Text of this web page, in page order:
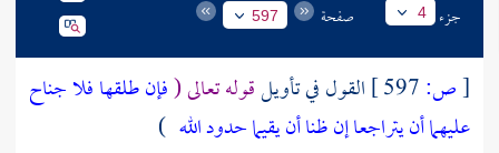
جزء 4 صفحة 597
[ص: القول في تأويلقوله تعالى (فإن طلقها فلا جناح
عليهما أن يتراجعا إن ظنا أن يقيما حدود الله )